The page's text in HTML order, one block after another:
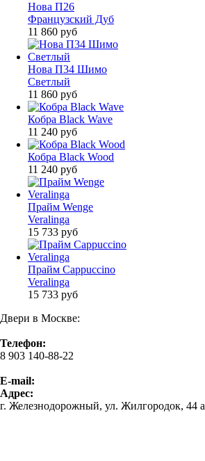
Нова П26
Французский Дуб
11 860 руб
Нова П34 Шимо
Светлый
11 860 руб
Кобра Black Wave
11 240 руб
Кобра Black Wood
11 240 руб
Прайм Wenge
Veralinga
15 733 руб
Прайм Cappuccino
Veralinga
15 733 руб
Двери в Москве:
Телефон:
8 903 140-88-22
E-mail:
Адрес:
г. Железнодорожный, ул. Жилгородок, 44 а